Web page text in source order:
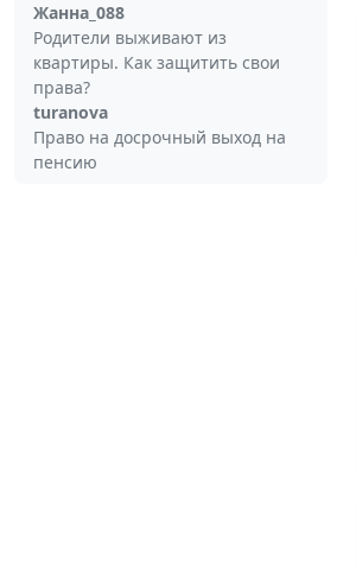
Жанна_088
Родители выживают из
квартиры. Как защитить свои
права?
turanova
Право на досрочный выход на
пенсию